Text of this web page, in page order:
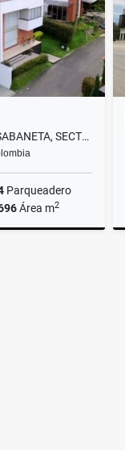
VENTA DE CASA EN SABANETA, SECTOR CAÑAVERALEJO
Parqueadero
Área m2